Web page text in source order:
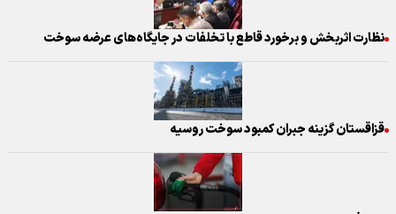
نظارت اثربخش و برخورد قاطع با تخلفات در جایگاه‌های عرضه سوخت
قزاقستان گزینه جبران کمبود سوخت روسیه